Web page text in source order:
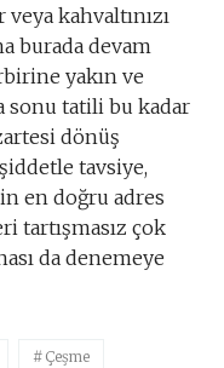
kahvaltınızı
burada devam
yakın ve
sonu tatili bu kadar
dönüş
tavsiye,
en doğru adres
tartışmasız çok
da denemeye
Çeşme